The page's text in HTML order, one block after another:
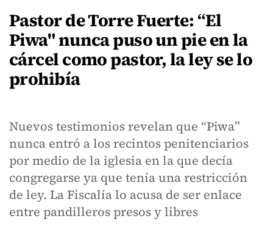
Pastor de Torre Fuerte: “El
Piwa" nunca puso un pie en la
cárcel como pastor, la ley se lo
prohibía
Nuevos testimonios revelan que “Piwa”
nunca entró a los recintos penitenciarios
por medio de la iglesia en la que decía
congregarse ya que tenía una restricción
de ley. La Fiscalía lo acusa de ser enlace
entre pandilleros presos y libres